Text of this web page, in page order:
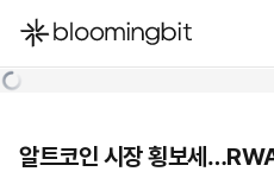
한국어
알트코인 시장 횡보세